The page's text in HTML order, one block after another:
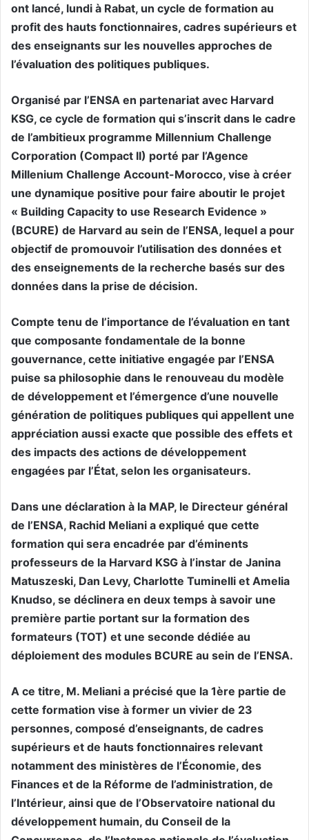
ont lancé, lundi à Rabat, un cycle de formation au
profit des hauts fonctionnaires, cadres supérieurs et
des enseignants sur les nouvelles approches de
l’évaluation des politiques publiques.
Organisé par l’ENSA en partenariat avec Harvard
KSG, ce cycle de formation qui s’inscrit dans le cadre
de l’ambitieux programme Millennium Challenge
Corporation (Compact II) porté par l’Agence
Millenium Challenge Account-Morocco, vise à créer
une dynamique positive pour faire aboutir le projet
« Building Capacity to use Research Evidence »
(BCURE) de Harvard au sein de l’ENSA, lequel a pour
objectif de promouvoir l’utilisation des données et
des enseignements de la recherche basés sur des
données dans la prise de décision.
Compte tenu de l’importance de l’évaluation en tant
que composante fondamentale de la bonne
gouvernance, cette initiative engagée par l’ENSA
puise sa philosophie dans le renouveau du modèle
de développement et l’émergence d’une nouvelle
génération de politiques publiques qui appellent une
appréciation aussi exacte que possible des effets et
des impacts des actions de développement
engagées par l’État, selon les organisateurs.
Dans une déclaration à la MAP, le Directeur général
de l’ENSA, Rachid Meliani a expliqué que cette
formation qui sera encadrée par d’éminents
professeurs de la Harvard KSG à l’instar de Janina
Matuszeski, Dan Levy, Charlotte Tuminelli et Amelia
Knudso, se déclinera en deux temps à savoir une
première partie portant sur la formation des
formateurs (TOT) et une seconde dédiée au
déploiement des modules BCURE au sein de l’ENSA.
A ce titre, M. Meliani a précisé que la 1ère partie de
cette formation vise à former un vivier de 23
personnes, composé d’enseignants, de cadres
supérieurs et de hauts fonctionnaires relevant
notamment des ministères de l’Économie, des
Finances et de la Réforme de l’administration, de
l’Intérieur, ainsi que de l’Observatoire national du
développement humain, du Conseil de la